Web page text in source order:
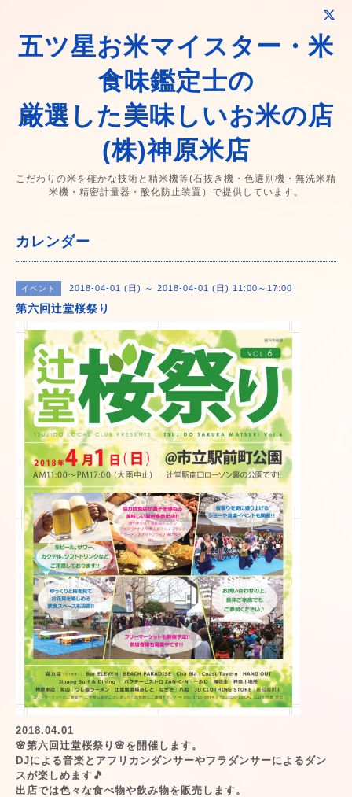
五ツ星お米マイスター・米
食味鑑定士の
厳選した美味しいお米の店
(株)神原米店
こだわりの米を確かな技術と精米機等(石抜き機・色選別機・無洗米精
米機・精密計量器・酸化防止装置）で提供しています。
カレンダー
イベント 2018-04-01 (日) ～ 2018-04-01 (日) 11:00～17:00
第六回辻堂桜祭り
2018.04.01
🌸第六回辻堂桜祭り🌸を開催します。
DJによる音楽とアフリカンダンサーやフラダンサーによるダン
スが楽しめます🎵
出店では色々な食べ物や飲み物を販売します。